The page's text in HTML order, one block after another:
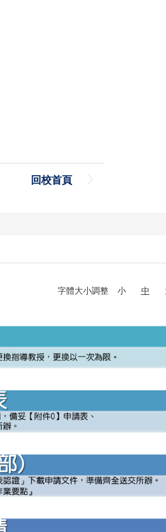
回校首頁
字體大小調整 小 中